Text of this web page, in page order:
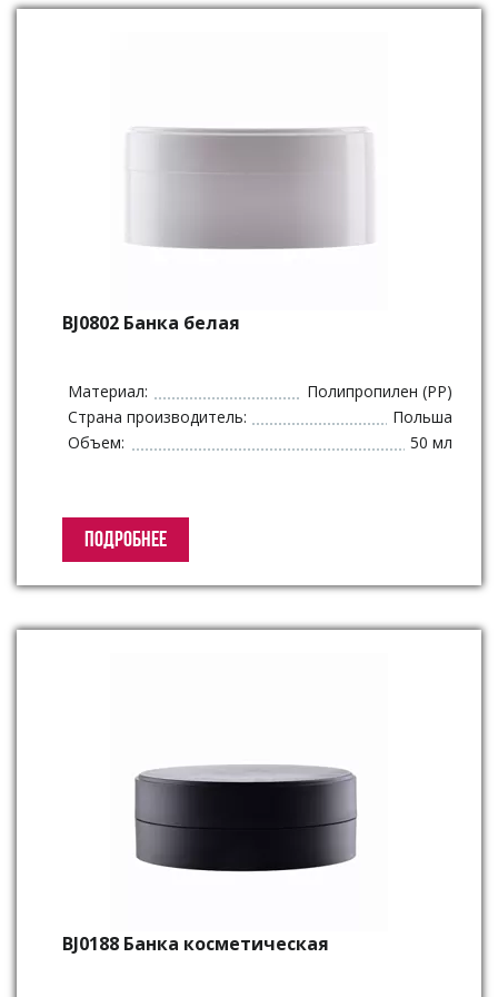
BJ0802 Банка белая
Материал:
Полипропилен (PP)
Страна производитель:
Польша
Объем:
50 мл
ПОДРОБНЕЕ
BJ0188 Банка косметическая